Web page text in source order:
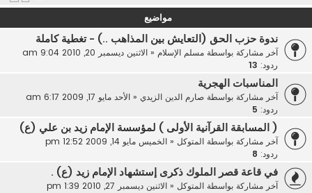
مواضيع
ندوة حزب الحق (التعايش بين المذاهب ..) - تغطية كاملة
آخر مشاركة بواسطة مسلم الإسلام« الاثنين ديسمبر 20, 2010 9:04 am
ردود: 13
المناسبات الهجرية
آخر مشاركة بواسطة صارم الدين الزيدي« الأحد مايو 17, 2009 6:17 am
ردود: 5
( المسابقة القرآنية الأولى ) لمؤسسة الإمام زيد بن علي (ع)
آخر مشاركة بواسطة المتوكل « الخميس مايو 14, 2009 12:52 pm
ردود: 8
في قاعة قصر الملوك ذكرى إستشهاد الإمام زيد (ع) .
آخر مشاركة بواسطة المتوكل « الاثنين ديسمبر 27, 2010 1:39 pm